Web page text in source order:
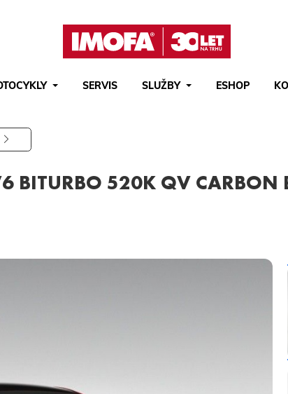
SERVIS SLUŽBY ESHOP
BITURBO 520K QV